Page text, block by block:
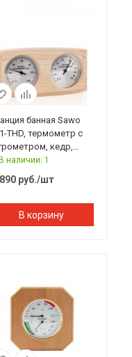
банная Sawo
THD, термометр с
кедр,
мм
В наличии: 1
руб./шт
В корзину